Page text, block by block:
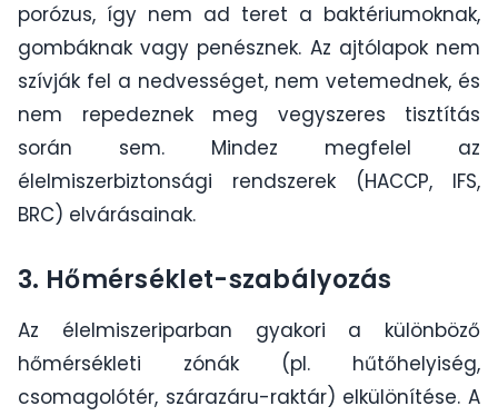
porózus, így nem ad teret a baktériumoknak,
gombáknak vagy penésznek. Az ajtólapok nem
szívják fel a nedvességet, nem vetemednek, és
nem repedeznek meg vegyszeres tisztítás
során sem. Mindez megfelel az
élelmiszerbiztonsági rendszerek (HACCP, IFS,
BRC) elvárásainak.
3. Hőmérséklet-szabályozás
Az élelmiszeriparban gyakori a különböző
hőmérsékleti zónák (pl. hűtőhelyiség,
csomagolótér, szárazáru-raktár) elkülönítése. A